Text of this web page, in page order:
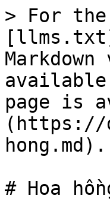
> For the
page is
(https://
hong.md).
# Hoa